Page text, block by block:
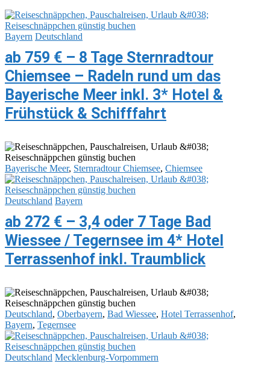
Bayern Deutschland
ab 759 € – 8 Tage Sternradtour
Chiemsee – Radeln rund um das
Bayerische Meer inkl. 3* Hotel &
Frühstück & Schifffahrt
Bayerische Meer, Sternradtour Chiemsee, Chiemsee
Deutschland Bayern
ab 272 € – 3,4 oder 7 Tage Bad
Wiessee / Tegernsee im 4* Hotel
Terrassenhof inkl. Traumblick
Deutschland, Oberbayern, Bad Wiessee, Hotel Terrassenhof,
Bayern, Tegernsee
Deutschland Mecklenburg-Vorpommern‎